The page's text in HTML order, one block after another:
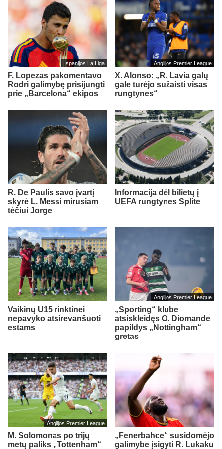
Ispanijos La Liga
F. Lopezas pakomentavo
Rodri galimybę prisijungti
prie „Barcelona“ ekipos
Anglijos Premier League
X. Alonso: „R. Lavia galų
gale turėjo sužaisti visas
rungtynes“
R. De Paulis savo įvartį
skyrė L. Messi mirusiam
tėčiui Jorge
Informacija dėl bilietų į
UEFA rungtynes Splite
Vaikinų U15 rinktinei
nepavyko atsirevanšuoti
estams
Anglijos Premier League
„Sporting“ klube
atsiskleidęs O. Diomande
papildys „Nottingham“
gretas
Anglijos Premier League
M. Solomonas po trijų
metų paliks „Tottenham“
„Fenerbahce“ susidomėjo
galimybe įsigyti R. Lukaku